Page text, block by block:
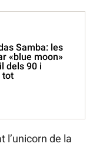
Samba: les
«blue moon»
dels 90 i
tot
l’unicorn de la